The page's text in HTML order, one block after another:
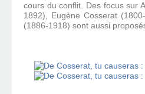
cours du conflit. Des focus sur
1892), Eugène Cosserat
(1886-1918) sont aussi